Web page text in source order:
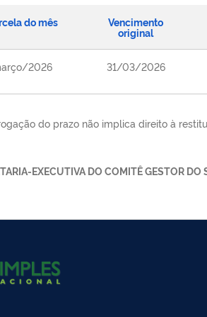
do mês Vencimento
original
2026 31/03/2026
do prazo não implica direito à
EXECUTIVA DO COMITÊ GESTOR